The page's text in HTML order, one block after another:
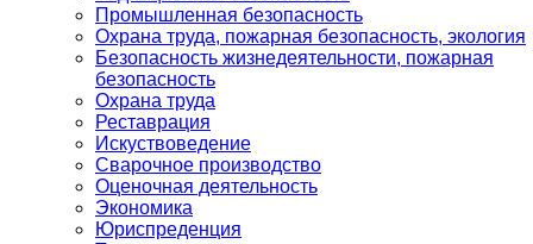
Промышленная безопасность
Охрана труда, пожарная безопасность, экология
Безопасность жизнедеятельности, пожарная
безопасность
Охрана труда
Реставрация
Искуствоведение
Сварочное производство
Оценочная деятельность
Экономика
Юриспреденция